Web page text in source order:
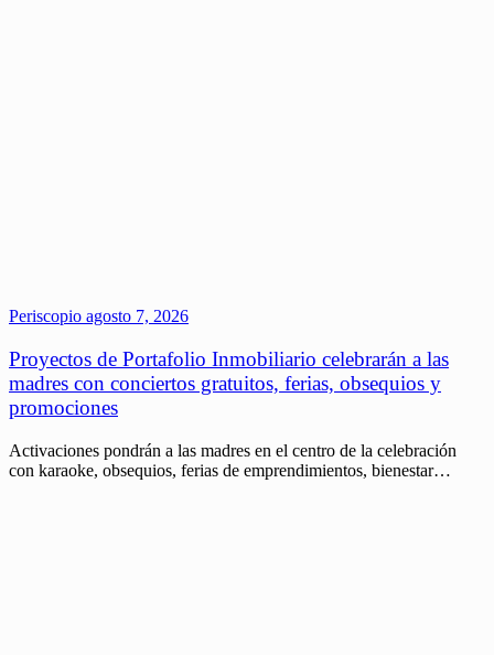
Periscopio agosto 7, 2026
Proyectos de Portafolio Inmobiliario celebrarán a las
madres con conciertos gratuitos, ferias, obsequios y
promociones
Activaciones pondrán a las madres en el centro de la celebración
con karaoke, obsequios, ferias de emprendimientos, bienestar…